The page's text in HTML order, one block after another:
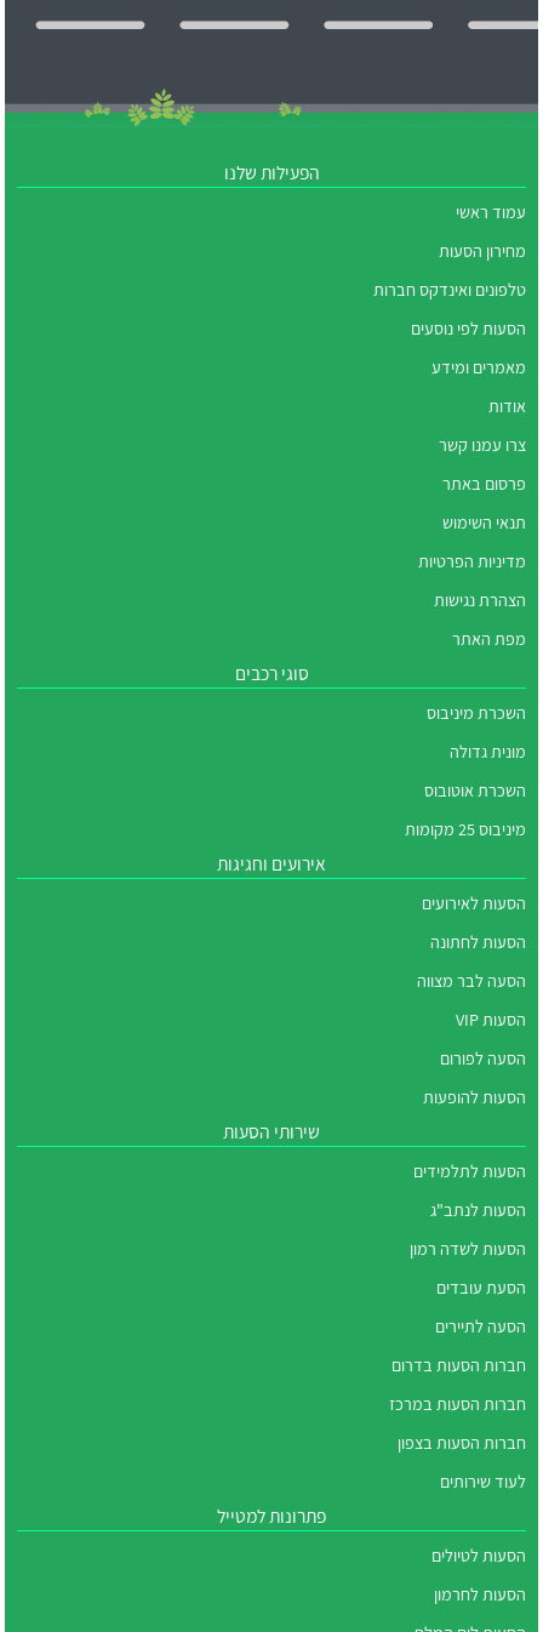
הפעילות שלנו
עמוד ראשי
מחירון הסעות
טלפונים ואינדקס חברות
הסעות לפי נוסעים
מאמרים ומידע
אודות
צרו עמנו קשר
פרסום באתר
תנאי השימוש
מדיניות הפרטיות
הצהרת נגישות
מפת האתר
סוגי רכבים
השכרת מיניבוס
מונית גדולה
השכרת אוטובוס
מיניבוס 25 מקומות
אירועים וחגיגות
הסעות לאירועים
הסעות לחתונה
הסעה לבר מצווה
הסעות VIP
הסעה לפורום
הסעות להופעות
שירותי הסעות
הסעות לתלמידים
הסעות לנתב"ג
הסעות לשדה רמון
הסעת עובדים
הסעה לתיירים
חברות הסעות בדרום
חברות הסעות במרכז
חברות הסעות בצפון
לעוד שירותים
פתרונות למטייל
הסעות לטיולים
הסעות לחרמון